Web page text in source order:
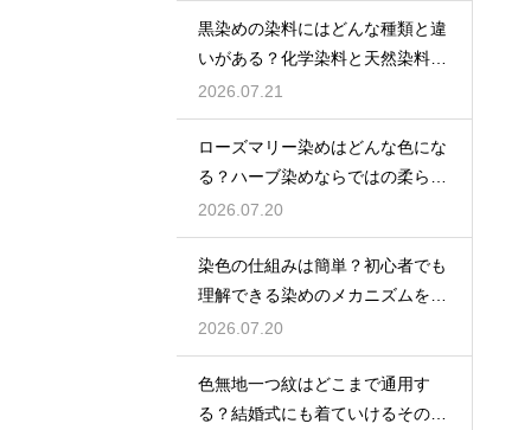
黒染めの染料にはどんな種類と違
いがある？化学染料と天然染料そ
れぞれの特徴を詳しく解説
2026.07.21
ローズマリー染めはどんな色にな
る？ハーブ染めならではの柔らか
な黄緑〜ベージュ系の色合い
2026.07.20
染色の仕組みは簡単？初心者でも
理解できる染めのメカニズムを解
説
2026.07.20
色無地一つ紋はどこまで通用す
る？結婚式にも着ていけるその格